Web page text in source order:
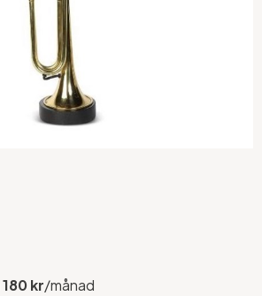
180 kr/månad